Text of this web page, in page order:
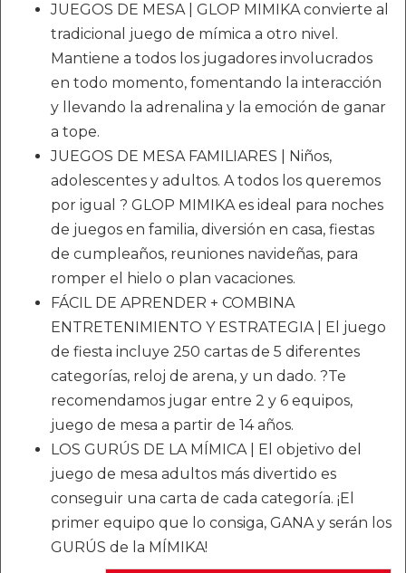
JUEGOS DE MESA | GLOP MIMIKA convierte al
tradicional juego de mímica a otro nivel.
Mantiene a todos los jugadores involucrados
en todo momento, fomentando la interacción
y llevando la adrenalina y la emoción de ganar
a tope.
JUEGOS DE MESA FAMILIARES | Niños,
adolescentes y adultos. A todos los queremos
por igual ? GLOP MIMIKA es ideal para noches
de juegos en familia, diversión en casa, fiestas
de cumpleaños, reuniones navideñas, para
romper el hielo o plan vacaciones.
FÁCIL DE APRENDER + COMBINA
ENTRETENIMIENTO Y ESTRATEGIA | El juego
de fiesta incluye 250 cartas de 5 diferentes
categorías, reloj de arena, y un dado. ?Te
recomendamos jugar entre 2 y 6 equipos,
juego de mesa a partir de 14 años.
LOS GURÚS DE LA MÍMICA | El objetivo del
juego de mesa adultos más divertido es
conseguir una carta de cada categoría. ¡El
primer equipo que lo consiga, GANA y serán los
GURÚS de la MÍMIKA!